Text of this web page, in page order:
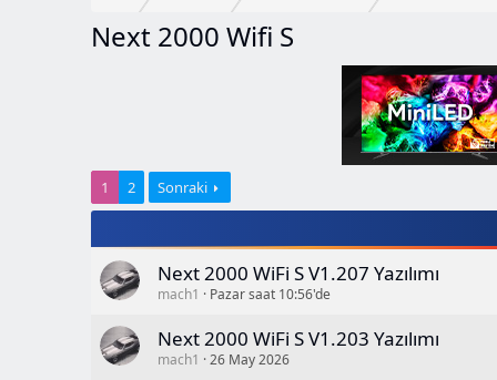
Next 2000 Wifi S
1 2 Sonraki
Next 2000 WiFi S V1.207 Yazılımı
mach1 Pazar saat 10:56'de
Next 2000 WiFi S V1.203 Yazılımı
mach1 26 May 2026